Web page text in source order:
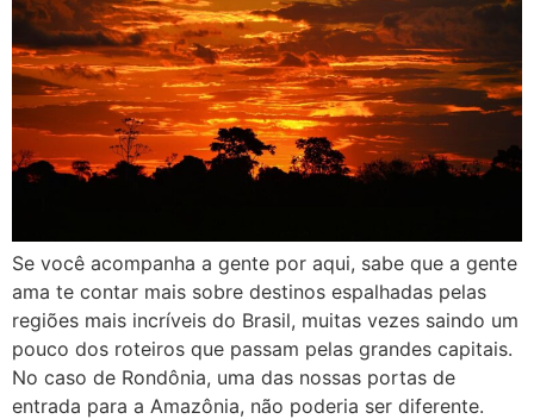
Se você acompanha a gente por aqui, sabe que a gente
ama te contar mais sobre destinos espalhadas pelas
regiões mais incríveis do Brasil, muitas vezes saindo um
pouco dos roteiros que passam pelas grandes capitais.
No caso de Rondônia, uma das nossas portas de
entrada para a Amazônia, não poderia ser diferente.